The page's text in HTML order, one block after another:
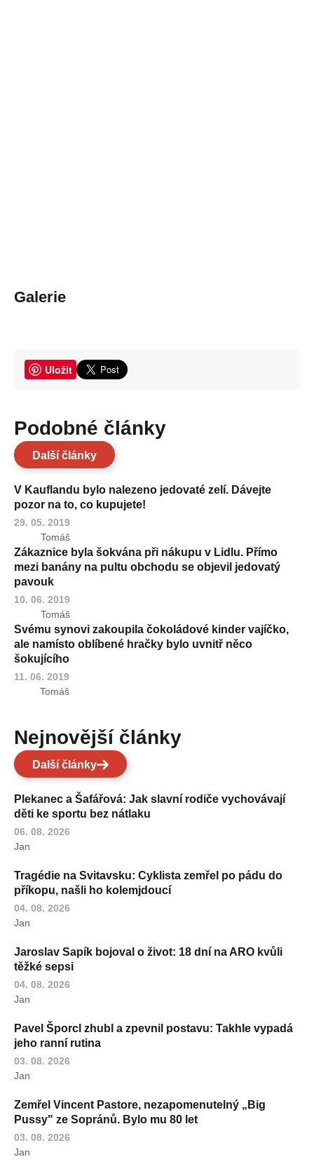
Galerie
Uložit
Podobné články
Další články
V Kauflandu bylo nalezeno jedovaté zelí. Dávejte
pozor na to, co kupujete!
29. 05. 2019
Tomáš
Zákaznice byla šokvána při nákupu v Lidlu. Přímo
mezi banány na pultu obchodu se objevil jedovatý
pavouk
10. 06. 2019
Tomáš
Svému synovi zakoupila čokoládové kinder vajíčko,
ale namísto oblíbené hračky bylo uvnitř něco
šokujícího
11. 06. 2019
Tomáš
Nejnovější články
Další články
Plekanec a Šafářová: Jak slavní rodiče vychovávají
děti ke sportu bez nátlaku
06. 08. 2026
Jan
Tragédie na Svitavsku: Cyklista zemřel po pádu do
příkopu, našli ho kolemjdoucí
04. 08. 2026
Jan
Jaroslav Sapík bojoval o život: 18 dní na ARO kvůli
těžké sepsi
04. 08. 2026
Jan
Pavel Šporcl zhubl a zpevnil postavu: Takhle vypadá
jeho ranní rutina
03. 08. 2026
Jan
Zemřel Vincent Pastore, nezapomenutelný „Big
Pussy" ze Sopránů. Bylo mu 80 let
03. 08. 2026
Jan